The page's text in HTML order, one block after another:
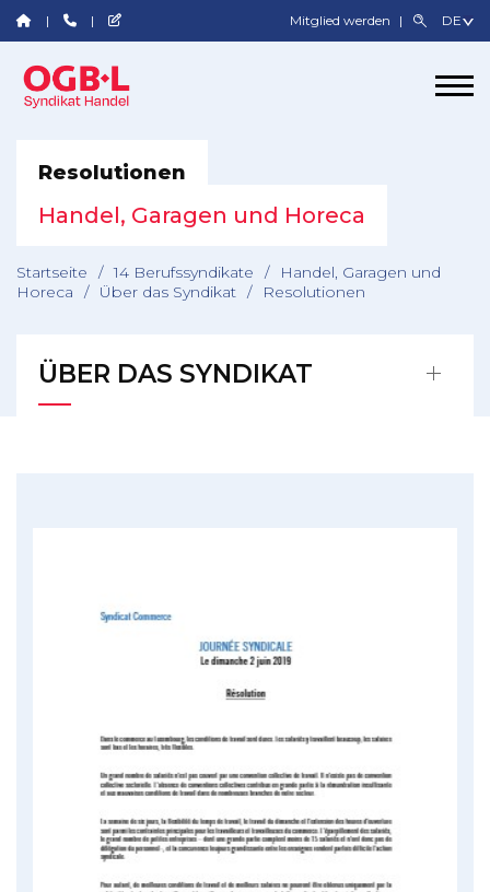
Mitglied werden
Resolutionen
Handel, Garagen und Horeca
Startseite / 14 Berufssyndikate /
Handel, Garagen und
Horeca
/ Über das Syndikat / Resolutionen
ÜBER DAS SYNDIKAT